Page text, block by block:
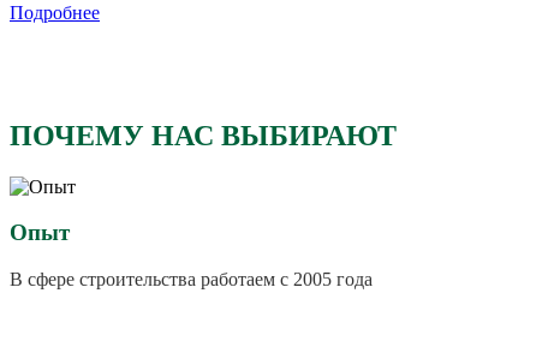
Подробнее
ПОЧЕМУ НАС ВЫБИРАЮТ
Опыт
В сфере строительства работаем с 2005 года